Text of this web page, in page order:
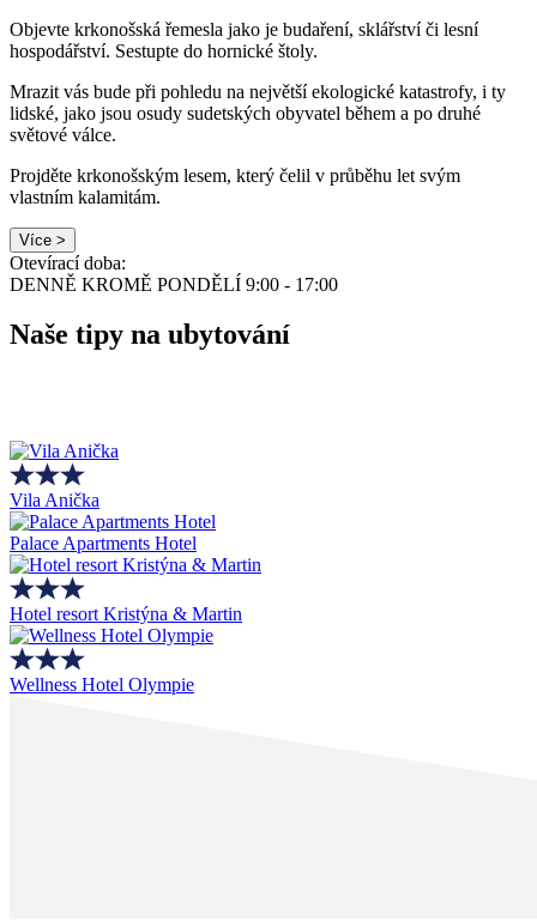
Objevte krkonošská řemesla jako je budaření, sklářství či lesní
hospodářství. Sestupte do hornické štoly.
Mrazit vás bude při pohledu na největší ekologické katastrofy, i ty
lidské, jako jsou osudy sudetských obyvatel během a po druhé
světové válce.
Projděte krkonošským lesem, který čelil v průběhu let svým
vlastním kalamitám.
Více >
Otevírací doba:
DENNĚ KROMĚ PONDĚLÍ 9:00 - 17:00
Naše tipy na ubytování
Vila Anička
Palace Apartments Hotel
Hotel resort Kristýna & Martin
Wellness Hotel Olympie